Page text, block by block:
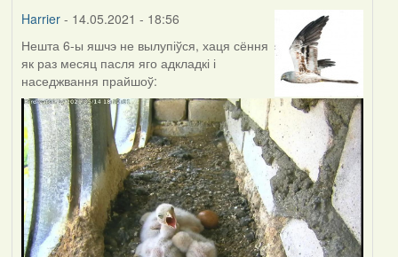
Harrier- 14.05.2021 - 18:56
Нешта 6-ы яшчэ не вылупіўся, хаця сёння
як раз месяц пасля яго адкладкі і
наседжвання прайшоў: